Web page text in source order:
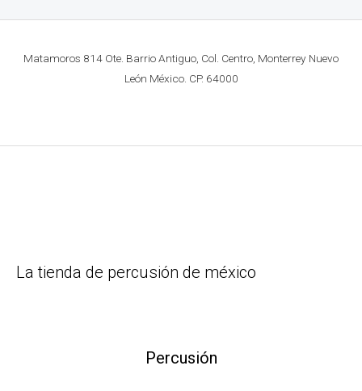
Matamoros 814 Ote. Barrio Antiguo, Col. Centro, Monterrey Nuevo
León México. CP. 64000
La tienda de percusión de méxico
Percusión